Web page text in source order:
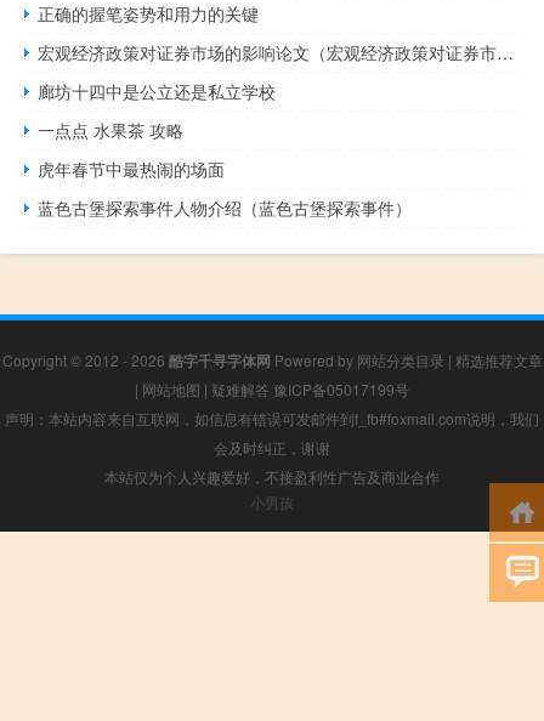
正确的握笔姿势和用力的关键
宏观经济政策对证券市场的影响论文（宏观经济政策对证券市场的影响）
廊坊十四中是公立还是私立学校
一点点 水果茶 攻略
虎年春节中最热闹的场面
蓝色古堡探索事件人物介绍（蓝色古堡探索事件）
Copyright © 2012 - 2026 酷字千寻字体网 Powered by 网站分类目录 | 精选推荐文章
| 网站地图 | 疑难解答 豫ICP备05017199号
声明：本站内容来自互联网，如信息有错误可发邮件到f_fb#foxmail.com说明，我们
会及时纠正，谢谢
本站仅为个人兴趣爱好，不接盈利性广告及商业合作
小男孩